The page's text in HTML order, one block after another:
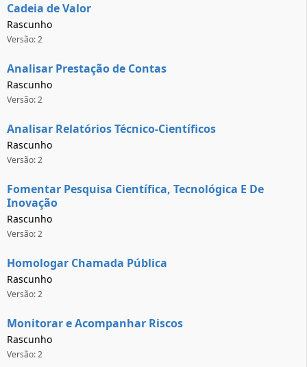
Cadeia de Valor
Rascunho
Versão: 2
Analisar Prestação de Contas
Rascunho
Versão: 2
Analisar Relatórios Técnico-Científicos
Rascunho
Versão: 2
Fomentar Pesquisa Científica, Tecnológica E De
Inovação
Rascunho
Versão: 2
Homologar Chamada Pública
Rascunho
Versão: 2
Monitorar e Acompanhar Riscos
Rascunho
Versão: 2